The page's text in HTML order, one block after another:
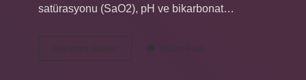
satürasyonu (SaO2), pH ve bikarbonat…
Devamını okuyun
Gazı
Yorum Bırak